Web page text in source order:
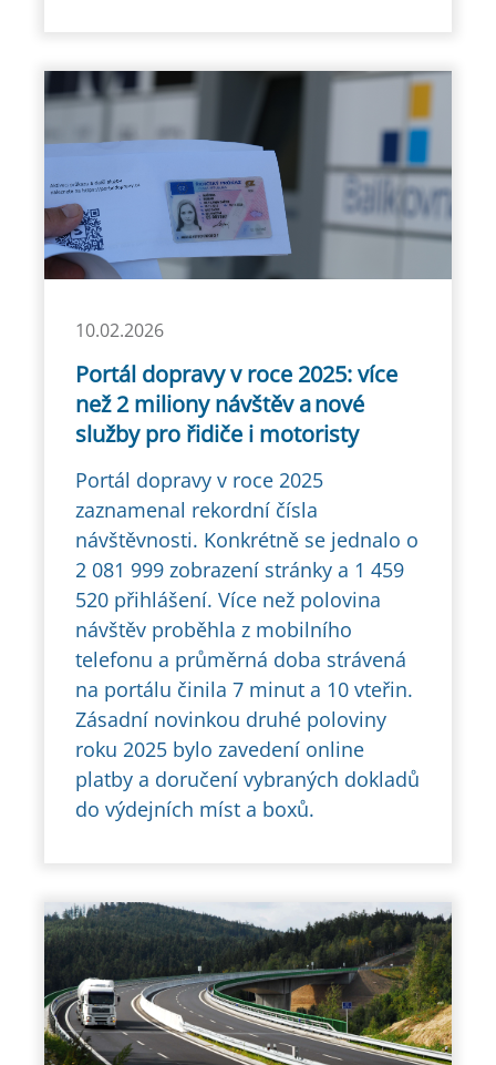
10.02.2026
Portál dopravy v roce 2025: více
než 2 miliony návštěv a nové
služby pro řidiče i motoristy
Portál dopravy v roce 2025
zaznamenal rekordní čísla
návštěvnosti. Konkrétně se jednalo o
2 081 999 zobrazení stránky a 1 459
520 přihlášení. Více než polovina
návštěv proběhla z mobilního
telefonu a průměrná doba strávená
na portálu činila 7 minut a 10 vteřin.
Zásadní novinkou druhé poloviny
roku 2025 bylo zavedení online
platby a doručení vybraných dokladů
do výdejních míst a boxů.